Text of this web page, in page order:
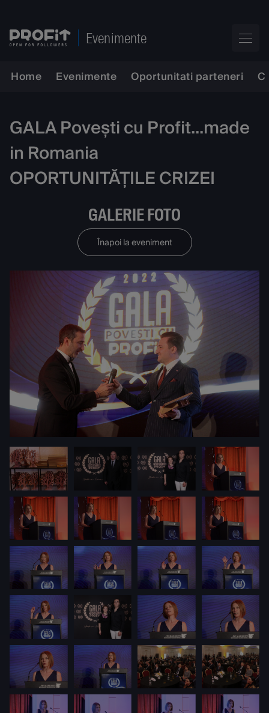
Evenimente
Home Evenimente Oportunitati parteneri
GALA Povești cu Profit...made
in Romania
OPORTUNITĂȚILE CRIZEI
GALERIE FOTO
Înapoi la eveniment